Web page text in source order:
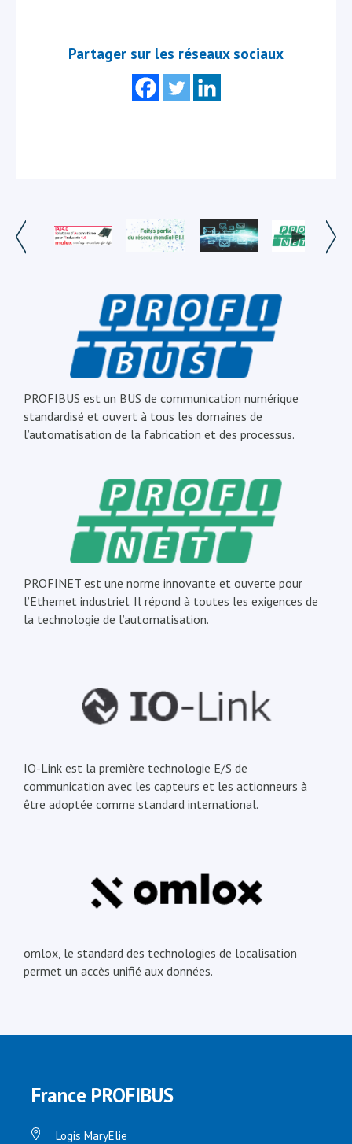
Partager sur les réseaux sociaux
PROFIBUS est un BUS de communication numérique
standardisé et ouvert à tous les domaines de
l’automatisation de la fabrication et des processus.
PROFINET est une norme innovante et ouverte pour
l’Ethernet industriel. Il répond à toutes les exigences de
la technologie de l’automatisation.
IO-Link est la première technologie E/S de
communication avec les capteurs et les actionneurs à
être adoptée comme standard international.
omlox, le standard des technologies de localisation
permet un accès unifié aux données.
France PROFIBUS
Logis MaryElie